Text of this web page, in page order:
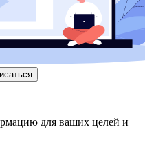
для ваших целей и